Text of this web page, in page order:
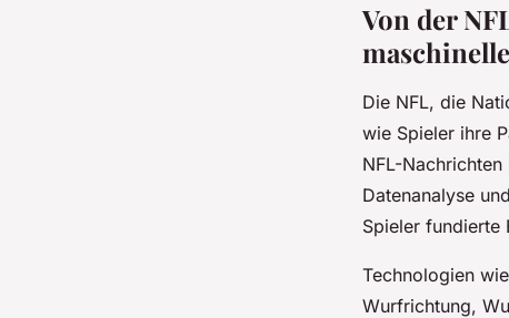
Von der
Die NFL, die
wie Spieler ihre
NFL-
Datenanalyse
Spieler fundierte
Technologien
Wurfrichtung,